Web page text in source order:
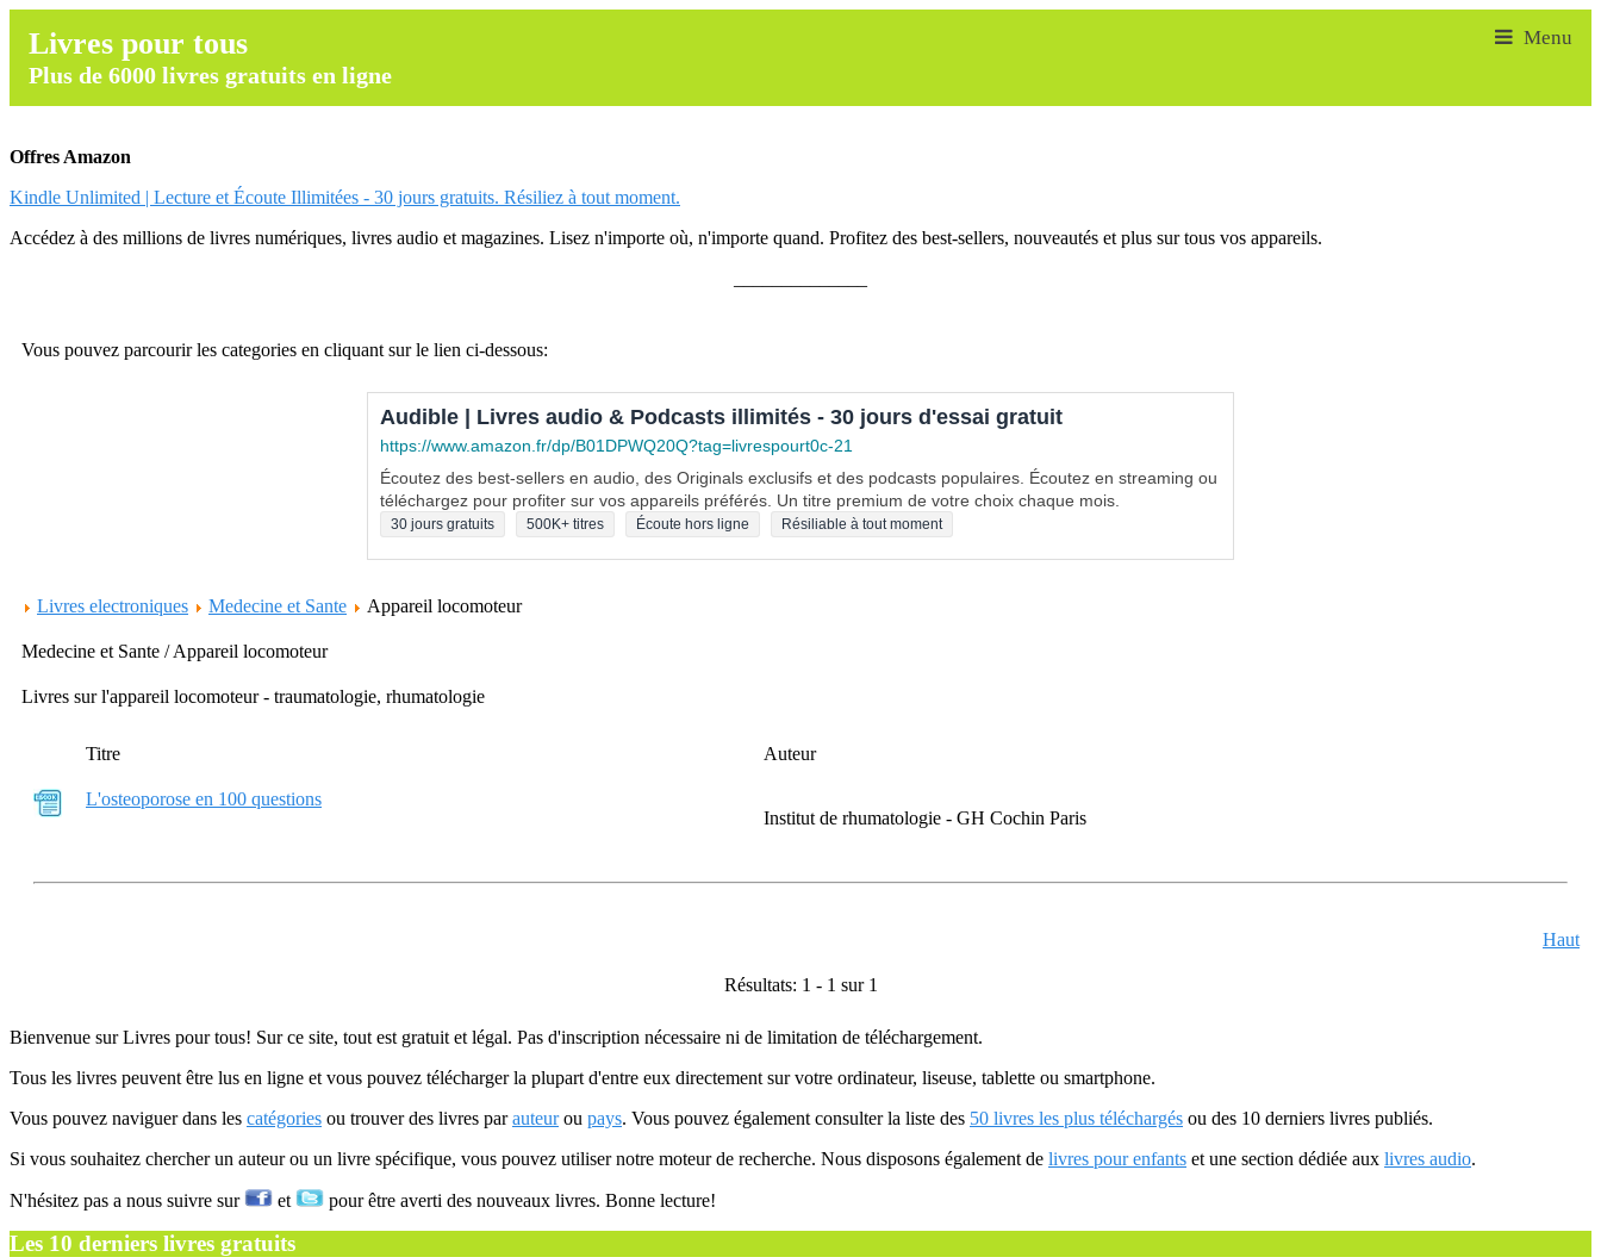
Livres pour tous
Plus de 6000 livres gratuits en ligne
Offres Amazon
Kindle Unlimited | Lecture et Écoute Illimitées - 30 jours gratuits. Résiliez à tout moment.
Accédez à des millions de livres numériques, livres audio et magazines. Lisez n'importe où, n'importe quand. Profitez des best-sellers, nouveautés et plus sur tous vos appareils.
Vous pouvez parcourir les categories en cliquant sur le lien ci-dessous:
Audible | Livres audio & Podcasts illimités - 30 jours d'essai gratuit
https://www.amazon.fr/dp/B01DPWQ20Q?tag=livrespourt0c-21
Écoutez des best-sellers en audio, des Originals exclusifs et des podcasts populaires. Écoutez en streaming ou
téléchargez pour profiter sur vos appareils préférés. Un titre premium de votre choix chaque mois.
30 jours gratuits 500K+ titres Écoute hors ligne Résiliable à tout moment
Livres electroniques Medecine et Sante Appareil locomoteur
Medecine et Sante / Appareil locomoteur
Livres sur l'appareil locomoteur - traumatologie, rhumatologie
Titre Auteur
L'osteoporose en 100 questions
Institut de rhumatologie - GH Cochin Paris
Haut
Résultats: 1 - 1 sur 1
Bienvenue sur Livres pour tous! Sur ce site, tout est gratuit et légal. Pas d'inscription nécessaire ni de limitation de téléchargement.
Tous les livres peuvent être lus en ligne et vous pouvez télécharger la plupart d'entre eux directement sur votre ordinateur, liseuse, tablette ou smartphone.
Vous pouvez naviguer dans les catégories ou trouver des livres parauteurou pays. Vous pouvez également consulter la liste des 50 livres les plus téléchargés ou des 10 derniers livres publiés.
Si vous souhaitez chercher un auteur ou un livre spécifique, vous pouvez utiliser notre moteur de recherche. Nous disposons également de livres pour enfants et une section dédiée aux livres audio.
N'hésitez pas a nous suivre sur et pour être averti des nouveaux livres. Bonne lecture!
Les 10 derniers livres gratuits